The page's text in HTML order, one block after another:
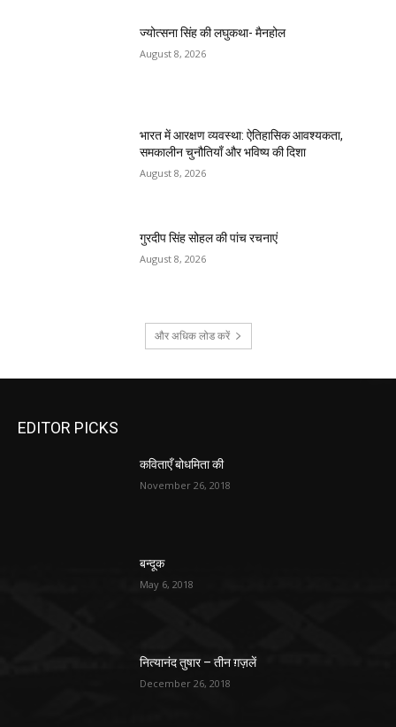
ज्योत्सना सिंह की लघुकथा- मैनहोल
August 8, 2026
भारत में आरक्षण व्यवस्था: ऐतिहासिक आवश्यकता,
समकालीन चुनौतियाँ और भविष्य की दिशा
August 8, 2026
गुरदीप सिंह सोहल की पांच रचनाएं
August 8, 2026
और अधिक लोड करें
EDITOR PICKS
कविताएँ बोधमिता की
November 26, 2018
बन्दूक
May 6, 2018
नित्यानंद तुषार – तीन ग़ज़लें
December 26, 2018